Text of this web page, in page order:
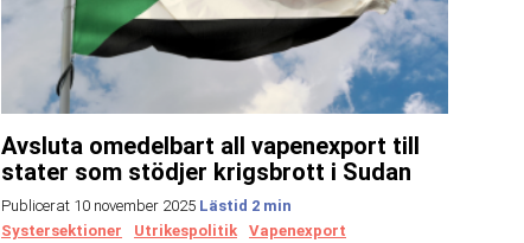
Avsluta omedelbart all vapenexport till
stater som stödjer krigsbrott i Sudan
Publicerat 10 november 2025
Systersektioner
Utrikespolitik Vapenexport